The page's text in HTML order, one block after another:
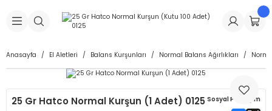
Geri Dön
Geri Dön
Geri Dön
İç Lastikleri
Geri Dön
Geri Dön
Geri Dön
Geri Dön
Makinesi Yedek Parçaları
Yedek Parçaları
Anasayfa El Aletleri Balans Kurşunları Normal Balans Ağırlıkları
25 Gr Hatco Normal Kurşun (1 Adet) 0125 Sosyal Paylaşım